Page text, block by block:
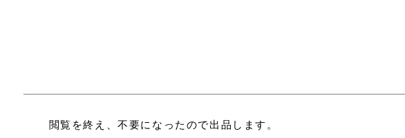
閲覧を終え、不要になったので出品します。